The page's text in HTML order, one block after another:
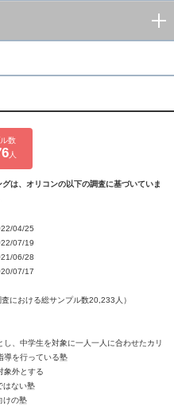
数
人
は、オリコンの以下の調査に基づいていま
04/25
07/19
06/28
07/17
における総サンプル数20,233人）
し、中学生を対象に一人一人に合わせたカリ
導を行っている塾
象外とする
はない塾
けの塾